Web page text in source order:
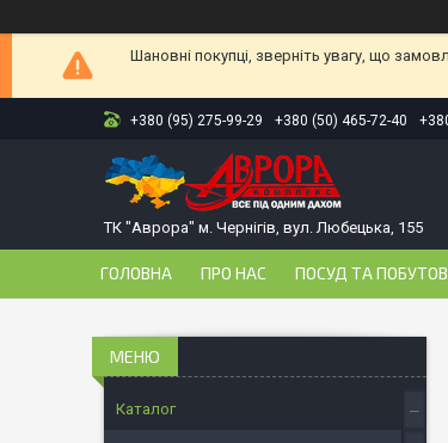
Шановні покупці, зверніть увагу, що
+380 (95) 275-99-29 +380 (50) 465-72-40
ТК "Аврора" м. Чернігів, вул. Любецька, 155
ГОЛОВНА ПРО НАС ПОСУД ТА
Каталог